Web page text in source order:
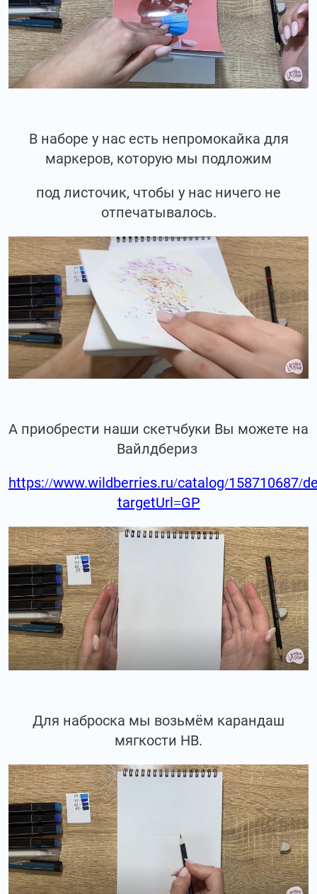
В наборе у нас есть непромокайка для
маркеров, которую мы подложим
под листочик, чтобы у нас ничего не
отпечатывалось.
А приобрести наши скетчбуки Вы можете на
Вайлдбериз
https://www.wildberries.ru/catalog/158710687/
targetUrl=GP
Для наброска мы возьмём карандаш
мягкости НВ.